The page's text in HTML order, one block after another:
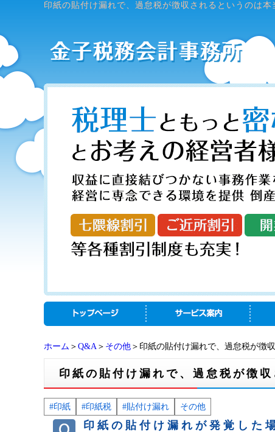
印紙の貼付け漏れで、過怠税が徴収されるというのは本
ホーム ＞ Q&A ＞ その他 ＞印紙の貼付け漏れで、過怠税が徴
印紙の貼付け漏れで、過怠税が徴
#印紙 #印紙税 #貼付け漏れ その他
印紙の貼付け漏れが発覚した